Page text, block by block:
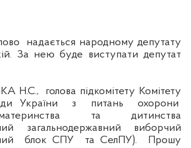
надається народному депутату
За нею буде виступати депутат
голова підкомітету Комітету
України з питань охорони
та дитинства
загальнодержавний виборчий
блок СПУ та СелПУ). Прошу